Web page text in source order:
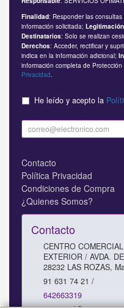
Finalidad: Responder las
información solicitada; Legitimación
Destinatarios: Solo se realizan
Derechos: Acceder, rectificar y
indica en la información adicional;
información completa de
Privacidad
He leído y acepto la
Contacto
Política Privacidad
Condiciones de Compra
¿Quienes Somos?
Contacto
CENTRO
EXTERIOR / AVDA.
28232 LAS ROZAS,
91 631 74 21 /
642663319